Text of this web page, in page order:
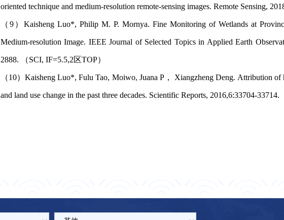
oriented technique and medium-resolution remote-sensing images. Remote Sensing,
（9）Kaisheng Luo*, Philip M. P. Mornya. Fine Monitoring of Wetlands at
Medium-resolution Image. IEEE Journal of Selected Topics in Applied Earth
2888. （SCI, IF=5.5,2区TOP）
（10）Kaisheng Luo*, Fulu Tao, Moiwo, Juana P， Xiangzheng Deng. Attribution
and land use change in the past three decades. Scientific Reports, 2016,6:33704-33714.